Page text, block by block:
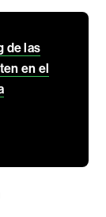
de las
en el